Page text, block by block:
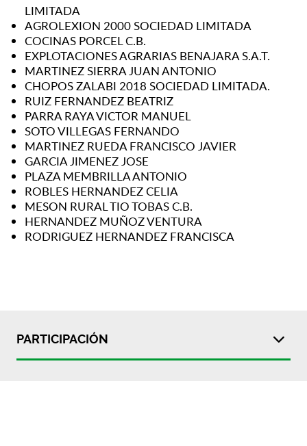
LIMITADA
AGROLEXION 2000 SOCIEDAD LIMITADA
COCINAS PORCEL C.B.
EXPLOTACIONES AGRARIAS BENAJARA S.A.T.
MARTINEZ SIERRA JUAN ANTONIO
CHOPOS ZALABI 2018 SOCIEDAD LIMITADA.
RUIZ FERNANDEZ BEATRIZ
PARRA RAYA VICTOR MANUEL
SOTO VILLEGAS FERNANDO
MARTINEZ RUEDA FRANCISCO JAVIER
GARCIA JIMENEZ JOSE
PLAZA MEMBRILLA ANTONIO
ROBLES HERNANDEZ CELIA
MESON RURAL TIO TOBAS C.B.
HERNANDEZ MUÑOZ VENTURA
RODRIGUEZ HERNANDEZ FRANCISCA
PARTICIPACIÓN